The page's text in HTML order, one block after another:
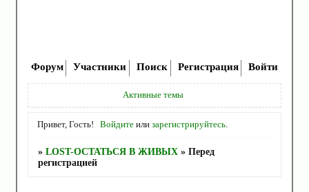
Форум Участники Поиск Регистрация Войти
Активные темы
Привет, Гость! Войдите илизарегистрируйтесь
»LOST-ОСТАТЬСЯ В ЖИВЫХ »Перед
регистрацией